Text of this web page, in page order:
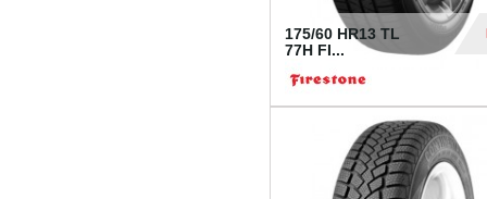
175/60 HR13 TL
77H FI...